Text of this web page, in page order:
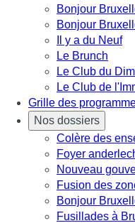
Bonjour
Bonjour
Il y a du Neuf
Le Brunch
Le Club du
Le Club de
Grille des
Nos dossiers
Colère des
Foyer
Nouveau
Fusion des
Bonjour
Fusillades à